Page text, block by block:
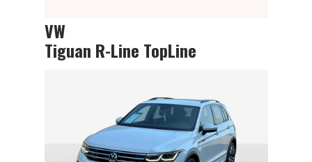
VW
Tiguan R-Line TopLine